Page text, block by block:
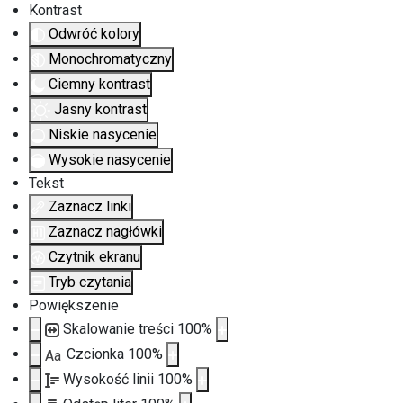
Kontrast
Odwróć kolory
Monochromatyczny
Ciemny kontrast
Jasny kontrast
Niskie nasycenie
Wysokie nasycenie
Tekst
Zaznacz linki
Zaznacz nagłówki
Czytnik ekranu
Tryb czytania
Powiększenie
Skalowanie treści 100%
Aa Czcionka 100%
Wysokość linii 100%